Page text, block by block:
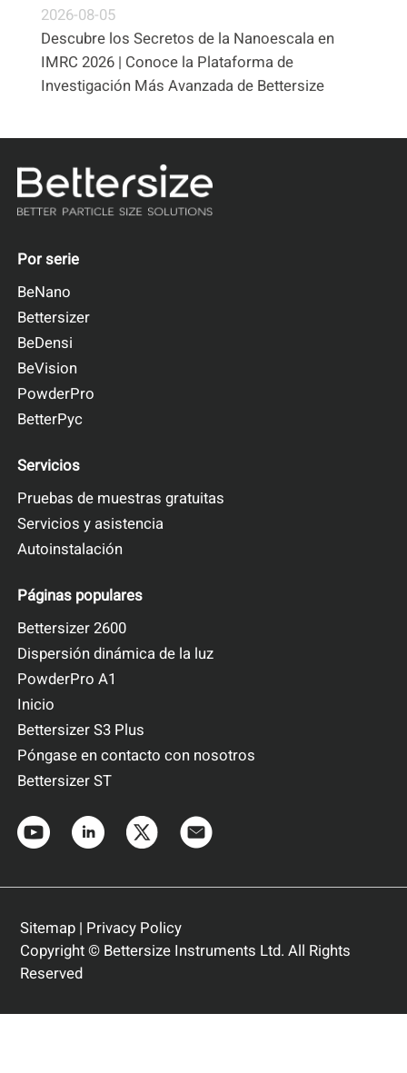
2026-08-05
Descubre los Secretos de la Nanoescala en
IMRC 2026 | Conoce la Plataforma de
Investigación Más Avanzada de Bettersize
Por serie
BeNano
Bettersizer
BeDensi
BeVision
PowderPro
BetterPyc
Servicios
Pruebas de muestras gratuitas
Servicios y asistencia
Autoinstalación
Páginas populares
Bettersizer 2600
Dispersión dinámica de la luz
PowderPro A1
Inicio
Bettersizer S3 Plus
Póngase en contacto con nosotros
Bettersizer ST
Sitemap| Privacy Policy
Copyright © Bettersize Instruments Ltd. All Rights
Reserved